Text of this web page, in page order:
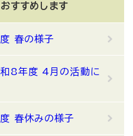
すすめします
春の様子
8年度 4月の活動に
春休みの様子